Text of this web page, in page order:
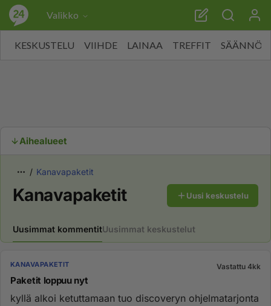
Valikko
KESKUSTELU VIIHDE LAINAA TREFFIT SÄÄNNÖT
Aihealueet
Kanavapaketit
Kanavapaketit Uusi keskustelu
Uusimmat kommentitUusimmat keskustelut
KANAVAPAKETIT Vastattu 4kk
Paketit loppuu nyt
kyllä alkoi ketuttamaan tuo discoveryn ohjelmatarjonta